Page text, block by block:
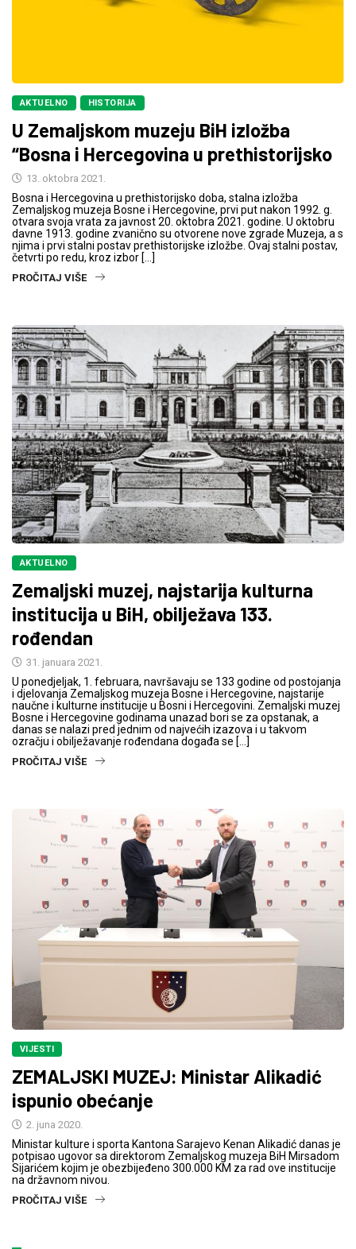
AKTUELNO HISTORIJA
U Zemaljskom muzeju BiH izložba
“Bosna i Hercegovina u prethistorijsko
13. oktobra 2021.
Bosna i Hercegovina u prethistorijsko doba, stalna izložba
Zemaljskog muzeja Bosne i Hercegovine, prvi put nakon 1992. g.
otvara svoja vrata za javnost 20. oktobra 2021. godine. U oktobru
davne 1913. godine zvanično su otvorene nove zgrade Muzeja, a s
njima i prvi stalni postav prethistorijske izložbe. Ovaj stalni postav,
četvrti po redu, kroz izbor […]
PROČITAJ VIŠE
AKTUELNO
Zemaljski muzej, najstarija kulturna
institucija u BiH, obilježava 133.
rođendan
31. januara 2021.
U ponedjeljak, 1. februara, navršavaju se 133 godine od postojanja
i djelovanja Zemaljskog muzeja Bosne i Hercegovine, najstarije
naučne i kulturne institucije u Bosni i Hercegovini. Zemaljski muzej
Bosne i Hercegovine godinama unazad bori se za opstanak, a
danas se nalazi pred jednim od najvećih izazova i u takvom
ozračju i obilježavanje rođendana događa se […]
PROČITAJ VIŠE
VIJESTI
ZEMALJSKI MUZEJ: Ministar Alikadić
ispunio obećanje
2. juna 2020.
Ministar kulture i sporta Kantona Sarajevo Kenan Alikadić danas je
potpisao ugovor sa direktorom Zemaljskog muzeja BiH Mirsadom
Sijarićem kojim je obezbijeđeno 300.000 KM za rad ove institucije
na državnom nivou.
PROČITAJ VIŠE